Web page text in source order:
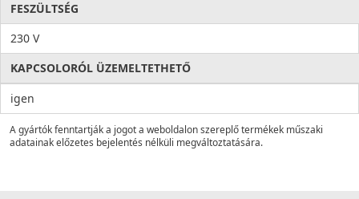
FESZÜLTSÉG
230 V
KAPCSOLORÓL ÜZEMELTETHETŐ
igen
A gyártók fenntartják a jogot a weboldalon szereplő termékek műszaki
adatainak előzetes bejelentés nélküli megváltoztatására.